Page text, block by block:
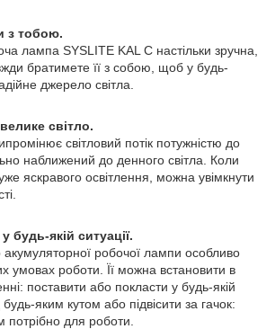
з тобою.
лампа SYSLITE KAL C настільки зручна,
братимете її з собою, щоб у будь-
джерело світла.
світло.
світловий потік потужністю до
наближений до денного світла. Коли
яскравого освітлення, можна увімкнути
будь-якій ситуації.
акумуляторної робочої лампи особливо
умовах роботи. Її можна встановити в
поставити або покласти у будь-якій
будь-яким кутом або підвісити за гачок:
потрібно для роботи.